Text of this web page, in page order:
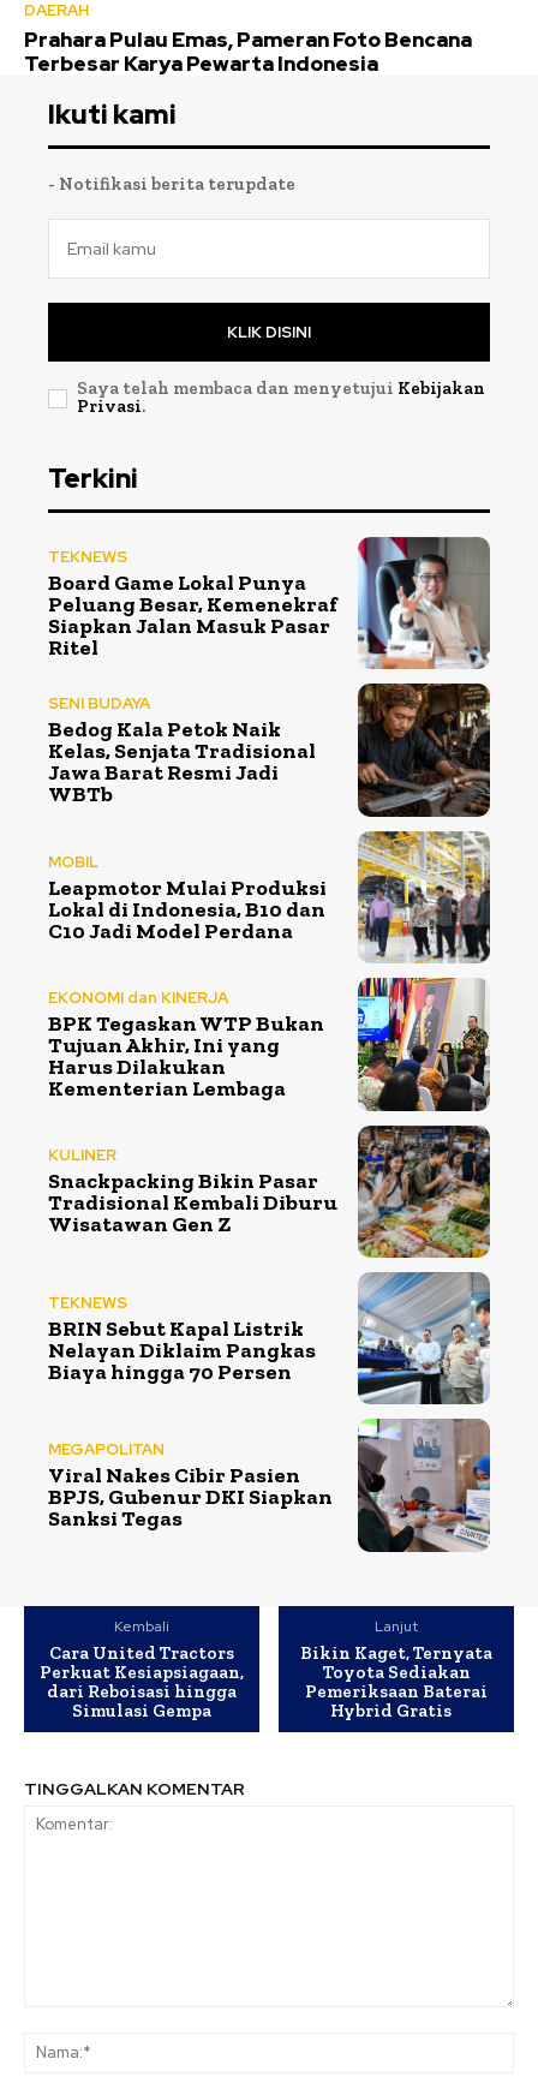
DAERAH
Prahara Pulau Emas, Pameran Foto Bencana
Terbesar Karya Pewarta Indonesia
Ikuti kami
- Notifikasi berita terupdate
KLIK DISINI
Saya telah membaca dan menyetujui Kebijakan
Privasi.
Terkini
TEKNEWS
Board Game Lokal Punya
Peluang Besar, Kemenekraf
Siapkan Jalan Masuk Pasar
Ritel
SENI BUDAYA
Bedog Kala Petok Naik
Kelas, Senjata Tradisional
Jawa Barat Resmi Jadi
WBTb
MOBIL
Leapmotor Mulai Produksi
Lokal di Indonesia, B10 dan
C10 Jadi Model Perdana
EKONOMI dan KINERJA
BPK Tegaskan WTP Bukan
Tujuan Akhir, Ini yang
Harus Dilakukan
Kementerian Lembaga
KULINER
Snackpacking Bikin Pasar
Tradisional Kembali Diburu
Wisatawan Gen Z
TEKNEWS
BRIN Sebut Kapal Listrik
Nelayan Diklaim Pangkas
Biaya hingga 70 Persen
MEGAPOLITAN
Viral Nakes Cibir Pasien
BPJS, Gubenur DKI Siapkan
Sanksi Tegas
Kembali
Cara United Tractors
Perkuat Kesiapsiagaan,
dari Reboisasi hingga
Simulasi Gempa
Lanjut
Bikin Kaget, Ternyata
Toyota Sediakan
Pemeriksaan Baterai
Hybrid Gratis
TINGGALKAN KOMENTAR